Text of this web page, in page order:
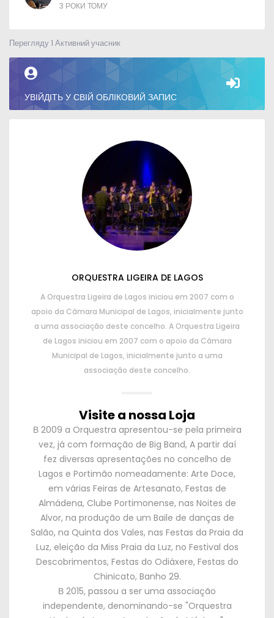
3 РОКИ ТОМУ
Перегляду 1 Активний учасник
УВІЙДІТЬ У СВІЙ ОБЛІКОВИЙ ЗАПИС
ORQUESTRA LIGEIRA DE LAGOS
A Orquestra Ligeira de Lagos iniciou em 2007 com o
apoio da Câmara Municipal de Lagos, inicialmente junto
a uma associação deste concelho. A Orquestra Ligeira
de Lagos iniciou em 2007 com o apoio da Câmara
Municipal de Lagos, inicialmente junto a uma
associação deste concelho.
Visite a nossa Loja
В 2009 a Orquestra apresentou-se pela primeira
vez, já com formação de Big Band, A partir daí
fez diversas apresentações no concelho de
Lagos e Portimão nomeadamente: Arte Doce,
em várias Feiras de Artesanato, Festas de
Almádena, Clube Portimonense, nas Noites de
Alvor, na produção de um Baile de danças de
Salão, na Quinta dos Vales, nas Festas da Praia da
Luz, eleição da Miss Praia da Luz, no Festival dos
Descobrimentos, Festas do Odiáxere, Festas do
Chinicato, Banho 29.
В 2015, passou a ser uma associação
independente, denominando-se "Orquestra